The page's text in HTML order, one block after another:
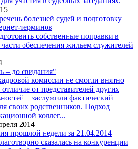
болезней судей и подготовку
терминов
собственные поправки в
части обеспечения жильем служителей
– до свидания"
комиссии не смогли внятно
от представителей других
– заслужили фактический
своих родственников. Подход
коллег...
2014
прошлой недели за 21.04.2014
сказалась на конкуренции